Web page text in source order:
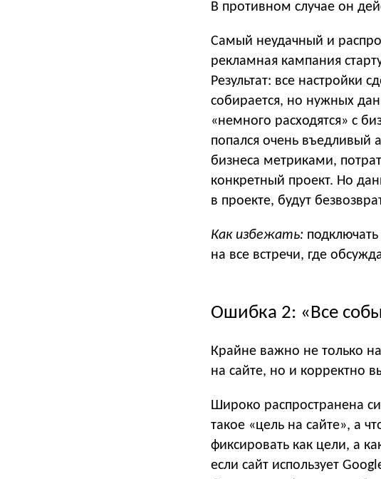
В противном случае он
Самый неудачный и
рекламная кампания
Результат: все настройки
собирается, но нужных
«немного расходятся» с
попался очень въедливый
бизнеса метриками,
конкретный проект. Но
в проекте, будут
Как избежать:
на все встречи, где
Ошибка 2: «Все
Крайне важно не только
на сайте, но и корректно
Широко распространена
такое «цель на сайте», а
фиксировать как цели, а
если сайт использует